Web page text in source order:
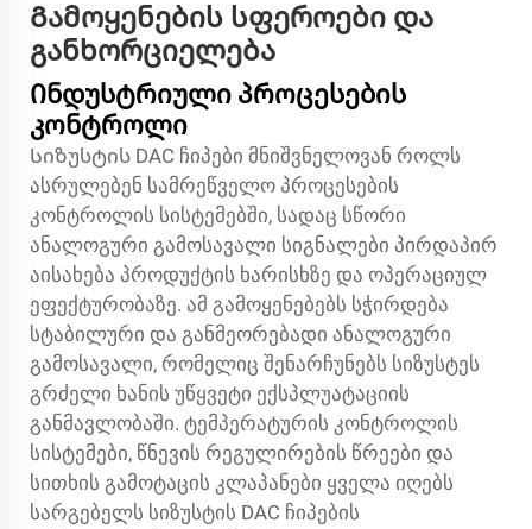
Გამოყენების სფეროები და
განხორციელება
Ინდუსტრიული პროცესების
კონტროლი
Სიზუსტის DAC ჩიპები მნიშვნელოვან როლს
ასრულებენ სამრეწველო პროცესების
კონტროლის სისტემებში, სადაც სწორი
ანალოგური გამოსავალი სიგნალები პირდაპირ
აისახება პროდუქტის ხარისხზე და ოპერაციულ
ეფექტურობაზე. ამ გამოყენებებს სჭირდება
სტაბილური და განმეორებადი ანალოგური
გამოსავალი, რომელიც შენარჩუნებს სიზუსტეს
გრძელი ხანის უწყვეტი ექსპლუატაციის
განმავლობაში. ტემპერატურის კონტროლის
სისტემები, წნევის რეგულირების წრეები და
სითხის გამოტაცის კლაპანები ყველა იღებს
სარგებელს სიზუსტის DAC ჩიპების